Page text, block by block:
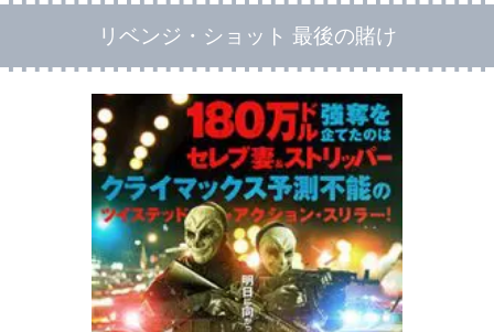
リベンジ・ショット 最後の賭け